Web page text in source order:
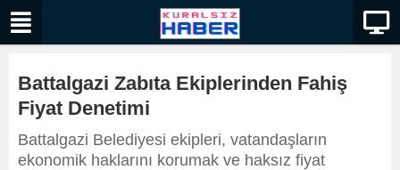
Battalgazi Zabıta Ekiplerinden Fahiş
Fiyat Denetimi
Battalgazi Belediyesi ekipleri, vatandaşların
ekonomik haklarını korumak ve haksız fiyat